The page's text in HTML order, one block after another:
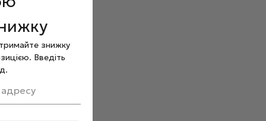
знижку
Введіть
адресу